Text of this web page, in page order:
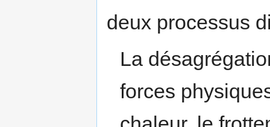
deux processus
La
forces